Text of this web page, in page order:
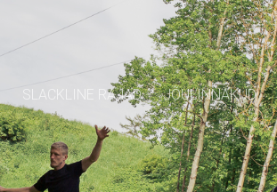
SLACKLINE RAJAD JÕULINNAKUD